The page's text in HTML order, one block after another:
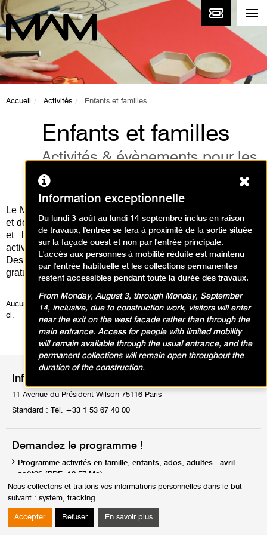
Nous collectons et traitons vos informations personnelles dans le but
suivant : system, tracking.
Accepter Refuser En savoir plus
Accueil Activités Enfants et familles
Enfants et familles
Activités & évènements pour les
enfants et la famille
Le Musée d'Art Moderne de Paris vous propose des visites
et des ateliers d'arts plastiques en lien avec les expositions
et les collections permanentes. Découvrez toutes les
activités pour les enfants et en famille à venir ci-dessous.
Des activités à réaliser à la maison sont disponibles
gratuitement :
en cliquant ici
Aucune activité ne correspond à votre recherche, veuillez modifier celle-
ci.
Informations pratiques
11 Avenue du Président Wilson 75116 Paris
Standard : Tél. +33 1 53 67 40 00
Demandez le programme !
Programme activités en famille, enfants, ados, adultes - avril-
août26 (PDF, 12.57 Mo)
Enrichir votre visite
Livret en famille - Les collections (PDF, 1.75 Mo)
Information exceptionnelle
Du lundi 3 août au lundi 14 septembre inclus en raison
de travaux, l'entrée se fera à proximité de la sortie située
sur la façade ouest et non par l'entrée principale.
L'accès aux personnes à mobilité réduite est maintenu
par l'entrée habituelle et les collections permanentes
restent accessibles pendant toute la durée des travaux.
From Monday, August 3, through Monday, September
14, inclusive, due to construction work, visitors will enter
near the exit on the west facade rather than through the
main entrance. Access for people with limited mobility
will remain available through the usual entrance, and the
permanent collections will remain open throughout the
duration of the construction.